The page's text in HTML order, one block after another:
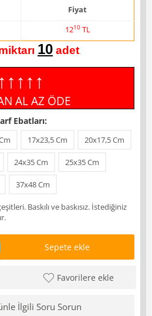
Fiyat
1210TL
10 adet.
↑↑↑↑↑
AL AZ ÖDE
Ebatları:
17x23,5 Cm 20x17,5 Cm
24x35 Cm 25x35 Cm
37x48 Cm
Baskılı ve baskısız. İstediğiniz
Sepete ekle
Favorilere ekle
İlgili Soru Sorun